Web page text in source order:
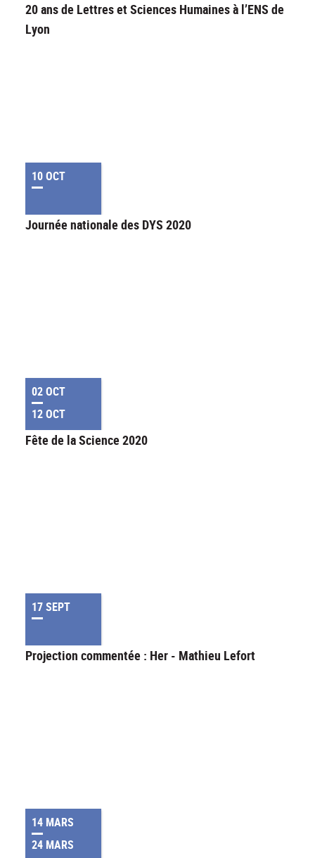
20 ans de Lettres et Sciences Humaines à l’ENS de
Lyon
10 OCT
Journée nationale des DYS 2020
02 OCT
12 OCT
Fête de la Science 2020
17 SEPT
Projection commentée : Her - Mathieu Lefort
14 MARS
24 MARS